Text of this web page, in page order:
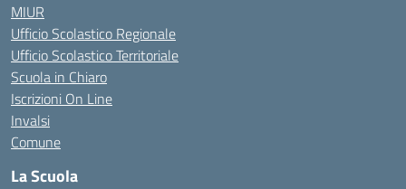
MIUR
Ufficio Scolastico Regionale
Ufficio Scolastico Territoriale
Scuola in Chiaro
Iscrizioni On Line
Invalsi
Comune
La Scuola